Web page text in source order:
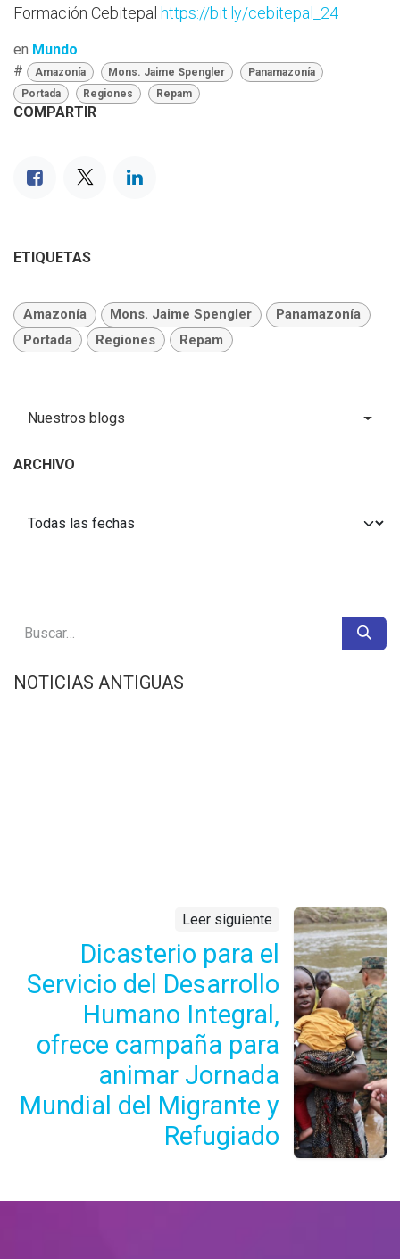
Formación Cebitepal https://bit.ly/cebitepal_24
en Mundo
#
Amazonía Mons. Jaime Spengler
Panamazonía
Portada
Regiones Repam
COMPARTIR
ETIQUETAS
Amazonía Mons. Jaime Spengler
Panamazonía
Portada
Regiones Repam
Nuestros blogs
ARCHIVO
NOTICIAS ANTIGUAS
Leer siguiente
Dicasterio para el
Servicio del Desarrollo
Humano Integral,
ofrece campaña para
animar Jornada
Mundial del Migrante y
Refugiado